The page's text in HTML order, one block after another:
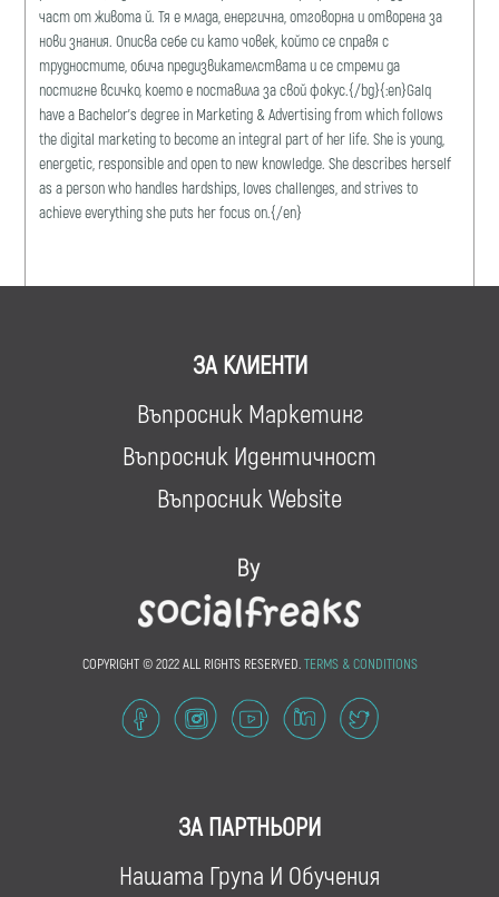
част от живота й. Тя е млада, енергична, отговорна и отворена за
нови знания. Описва себе си като човек, който се справя с
трудностите, обича предизвикателствата и се стреми да
постигне всичко, което е поставила за свой фокус.{/bg}{:en}Galq
have a Bachelor's degree in Marketing & Advertising from which follows
the digital marketing to become an integral part of her life. She is young,
energetic, responsible and open to new knowledge. She describes herself
as a person who handles hardships, loves challenges, and strives to
achieve everything she puts her focus on.{/en}
ЗА КЛИЕНТИ
Въпросник Маркетинг
Въпросник Идентичност
Въпросник Website
COPYRIGHT © 2022 ALL RIGHTS RESERVED. TERMS & CONDITIONS
ЗА ПАРТНЬОРИ
Нашата Група И Обучения